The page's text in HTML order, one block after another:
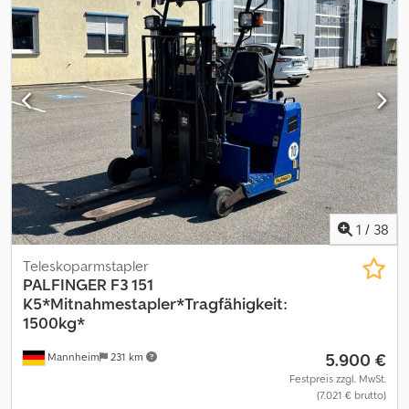
Absattelkonsole, Hochstand Lastdiagramm: 3,7m-3010kg, 5,1m-
2100kg, 7,1m-1470kg, 9,2m-1110kg! Der Kran ist funkfähig, hat aber
keine Funkfernbedienung. Diese kann aber gern gegen Aufpreis
erworben werden. ZUBEHÖRANGABEN OHNE GEWÄHR,
Änderungen, Zwischenverkauf und Irrtümer vorbehalten! Cjdpfx
Aisummulsforf - .
1 / 38
Mannheim 231 km
Teleskoparmstapler
PALFINGER F3 151
K5*Mitnahmestapler*Tragfähigkeit:
1500kg*
5.900 €
Festpreis zzgl. MwSt.
(7.021 € brutto)